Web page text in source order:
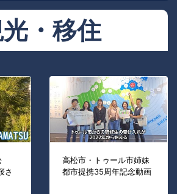
・移住
さ
高松市・トゥール市姉妹
都市提携35周年記念動画